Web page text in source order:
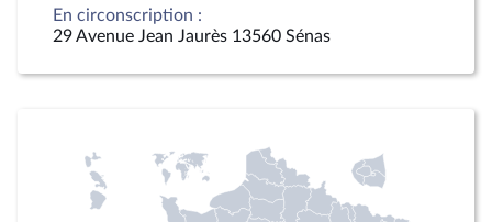
En circonscription :
29 Avenue Jean Jaurès 13560 Sénas